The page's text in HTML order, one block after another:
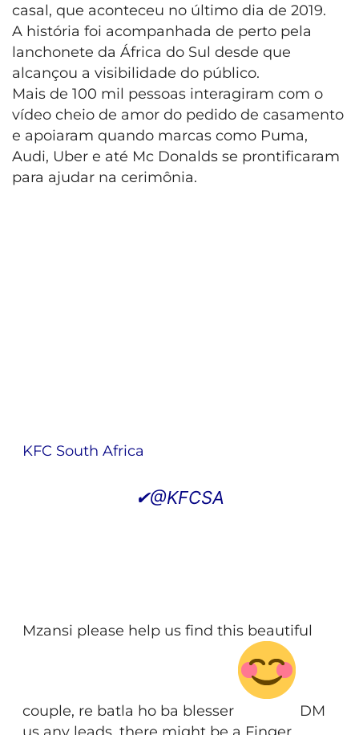
casal, que aconteceu no último dia de 2019.
A história foi acompanhada de perto pela
lanchonete da África do Sul desde que
alcançou a visibilidade do público.
Mais de 100 mil pessoas interagiram com o
vídeo cheio de amor do pedido de casamento
e apoiaram quando marcas como Puma,
Audi, Uber e até Mc Donalds se prontificaram
para ajudar na cerimônia.
KFC South Africa
✔@KFCSA
Mzansi please help us find this beautiful
couple, re batla ho ba blesser
DM